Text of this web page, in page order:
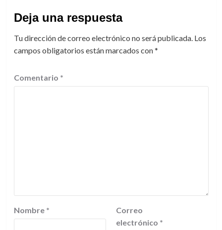
Deja una respuesta
Tu dirección de correo electrónico no será publicada. Los
campos obligatorios están marcados con*
Comentario *
Nombre *
Correo
electrónico *